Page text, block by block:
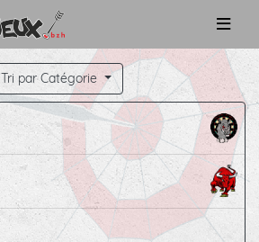
Tri par Catégorie